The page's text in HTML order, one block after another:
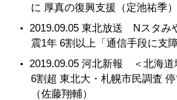
に 厚真の復興支援（定池祐季）
2019.09.05 東北放送 Nスタみ
震1年 6割以上「通信手段に支
2019.09.05 河北新報 ＜北海道
6割超 東北大・札幌市民調査
（佐藤翔輔）